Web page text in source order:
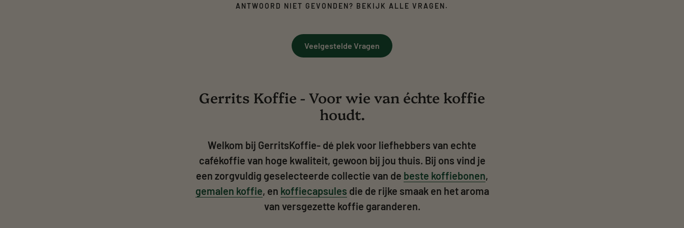
ANTWOORD NIET GEVONDEN? BEKIJK ALLE VRAGEN.
Veelgestelde Vragen
Gerrits Koffie - Voor wie van échte koffie
houdt.
Welkom bij GerritsKoffie- dé plek voor liefhebbers van echte
cafékoffie van hoge kwaliteit, gewoon bij jou thuis. Bij ons vind je
een zorgvuldig geselecteerde collectie van de beste koffiebonen,
gemalen koffie, en koffiecapsules die de rijke smaak en het aroma
van versgezette koffie garanderen.